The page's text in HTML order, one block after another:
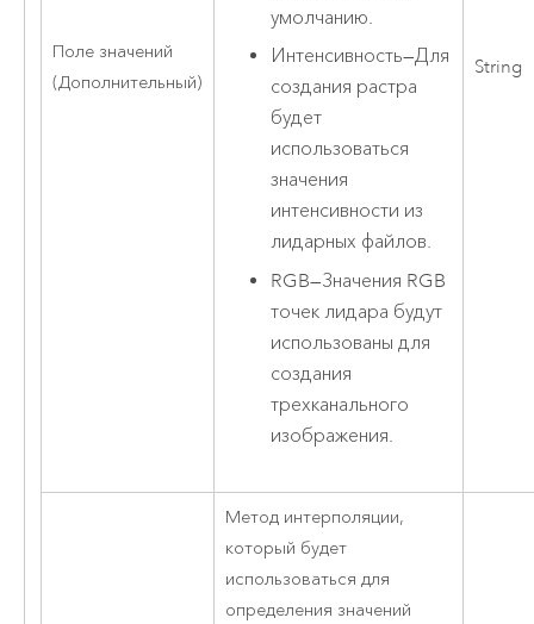
Поле значений
(Дополнительный)
умолчанию.
Интенсивность—Для
создания растра
будет
использоваться
значения
интенсивности из
лидарных файлов.
RGB—Значения RGB
точек лидара будут
использованы для
создания
трехканального
изображения.
String
Метод интерполяции,
который будет
использоваться для
определения значений